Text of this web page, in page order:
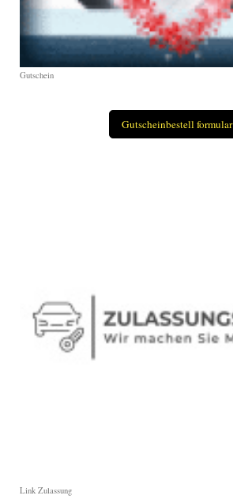
Gutschein
Gutscheinbestell formular
Link Zulassung